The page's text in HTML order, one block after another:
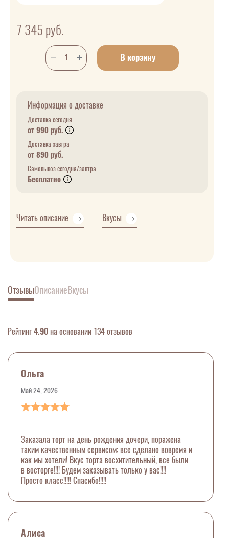
7 345 руб.
В корзину
Информация о доставке
Доставка сегодня
от 990 руб.
Доставка завтра
от 890 руб.
Самовывоз сегодня/завтра
Бесплатно
Читать описание Вкусы
ОтзывыОписаниеВкусы
Рейтинг4.90 на основании 134 отзывов
Ольга
Май 24, 2026
Заказала торт на день рождения дочери, поражена
таким качественным сервисом: все сделано вовремя и
как мы хотели! Вкус торта восхитительный, все были
в восторге!!!! Будем заказывать только у вас!!!!
Просто класс!!!!! Спасибо!!!!!
Алиса